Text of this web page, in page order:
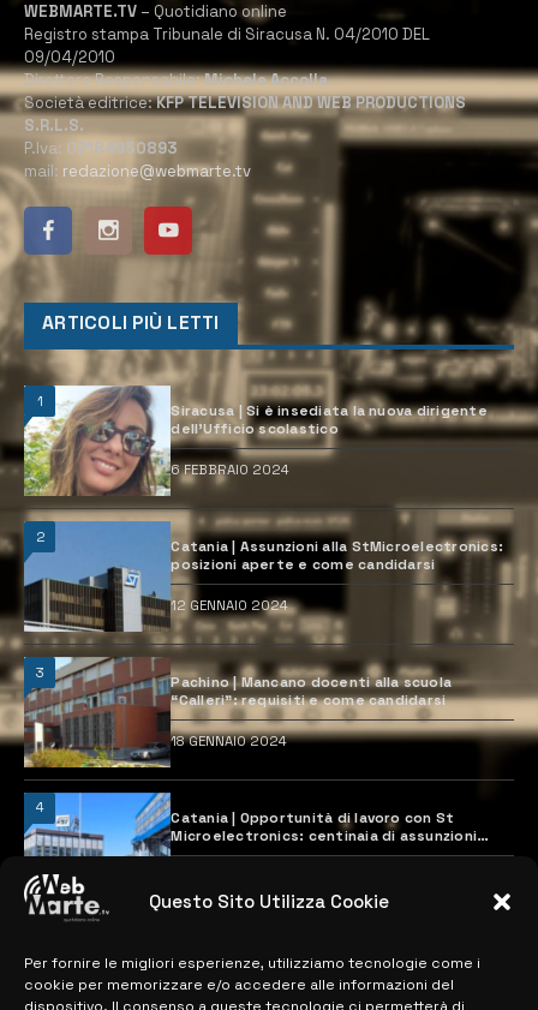
Questo Sito Utilizza Cookie
Per fornire le migliori esperienze, utilizziamo tecnologie come i
cookie per memorizzare e/o accedere alle informazioni del
WEBMARTE.TV – Quotidiano online
Registro stampa Tribunale di Siracusa N. 04/2010 DEL
09/04/2010
Direttore Responsabile:Michele Accolla
Società editrice:KFP TELEVISION AND WEB PRODUCTIONS
S.R.L.S.
P.Iva: 02184950893
mail: redazione@webmarte.tv
ARTICOLI PIÙ LETTI
1
Siracusa | Si è insediata la nuova dirigente
dell’Ufficio scolastico
6 FEBBRAIO 2024
2
Catania | Assunzioni alla StMicroelectronics:
posizioni aperte e come candidarsi
12 GENNAIO 2024
3
Pachino | Mancano docenti alla scuola
“Calleri”: requisiti e come candidarsi
18 GENNAIO 2024
4
Catania | Opportunità di lavoro con St
Microelectronics: centinaia di assunzioni
previste
MAPPA DEL SITO